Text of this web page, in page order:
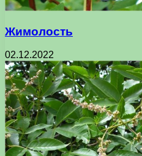
Жимолость
02.12.2022